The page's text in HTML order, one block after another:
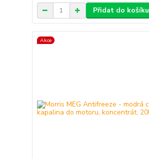
Přidat do košíku
Akce